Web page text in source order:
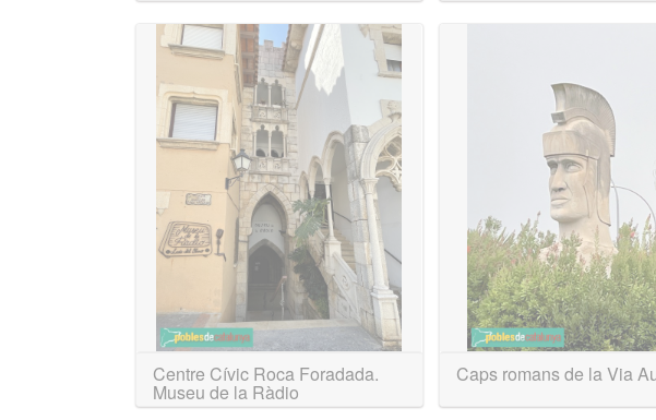
Centre Cívic Roca Foradada.
Museu de la Ràdio
Caps romans de la Via